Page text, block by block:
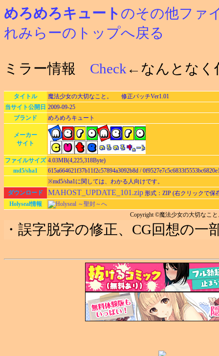
めろめろキュート のその他ファ
れみらーのトップへ戻る
ミラー情報 Check ←なんとなく
タイトル
魔法少女の大切なこと。 修正パッチVer1.01
当サイト公開日 2009-09-25
ブランド
めろめろキュート
メーカー
サイト
ファイルサイズ 4.03MB(4,225,318Byte)
md5/sha1
615a664621f37b11f2c57894a3092b8d /
※md5/sha1に関しては、わかる人向けです。
ダウンロード
MAHOST_UPDATE_101.zip 形式：ZIP (右クリックで保
Holyseal情報
Holyseal ～聖封～へ
Copyright ©魔法少女の大切なこ
・誤字脱字の修正、CG回想の一